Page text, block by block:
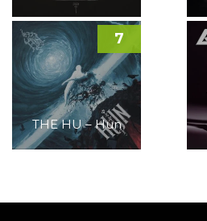
THE HU – Hun
7